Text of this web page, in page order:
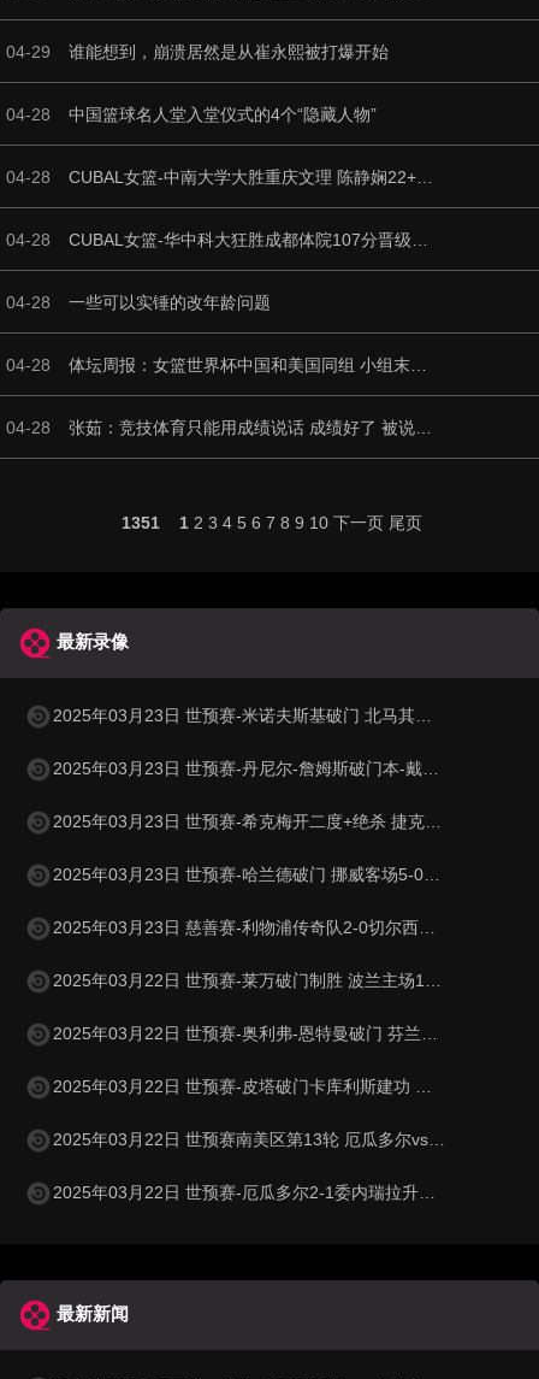
04-29 谁能想到，崩溃居然是从崔永熙被打爆开始
04-28 中国篮球名人堂入堂仪式的4个“隐藏人物”
04-28
04-28
04-28 一些可以实锤的改年龄问题
04-28
04-28
1351 1 2 3 4 5 6 7 8 9 10 下一页 尾页
最新录像
2025年03月23日 世预赛-米诺夫斯基破门 北马其顿3-0列支敦士登
2025年03月23日 世预赛-丹尼尔-詹姆斯破门本-戴维斯建功 威尔士3-1哈萨克斯坦
2025年03月23日 世预赛-希克梅开二度+绝杀 捷克2-1险胜法罗群岛
2025年03月23日 世预赛-哈兰德破门 挪威客场5-0大胜摩尔多瓦
2025年03月23日 慈善赛-利物浦传奇队2-0切尔西传奇队 克劳奇头球+挑射梅开二度
2025年03月22日 世预赛-莱万破门制胜 波兰主场1-0小胜立陶宛
2025年03月22日 世预赛-奥利弗-恩特曼破门 芬兰客场1-0马耳他
2025年03月22日 世预赛-皮塔破门卡库利斯建功 塞浦路斯2-0圣马力诺
2025年03月22日 世预赛南美区第13轮 厄瓜多尔vs委内瑞拉 全场录像
2025年03月22日 世预赛-厄瓜多尔2-1委内瑞拉升至第二 瓦伦西亚双响+失点
最新新闻